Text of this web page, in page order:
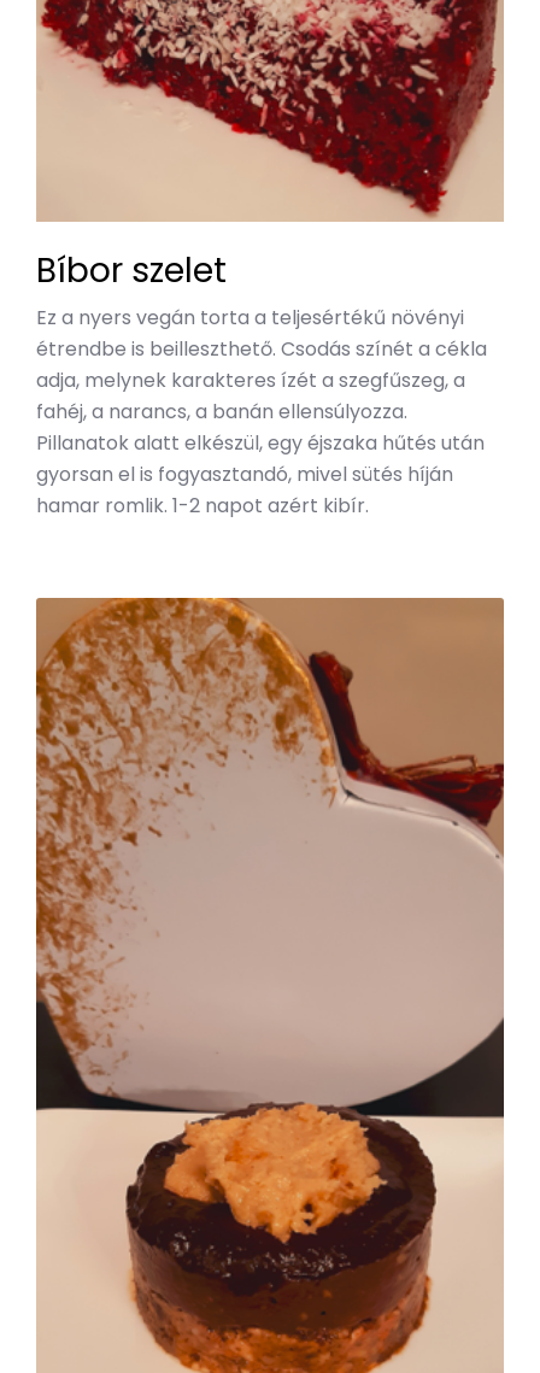
Bíbor szelet
Ez a nyers vegán torta a teljesértékű növényi
étrendbe is beilleszthető. Csodás színét a cékla
adja, melynek karakteres ízét a szegfűszeg, a
fahéj, a narancs, a banán ellensúlyozza.
Pillanatok alatt elkészül, egy éjszaka hűtés után
gyorsan el is fogyasztandó, mivel sütés híján
hamar romlik. 1-2 napot azért kibír.